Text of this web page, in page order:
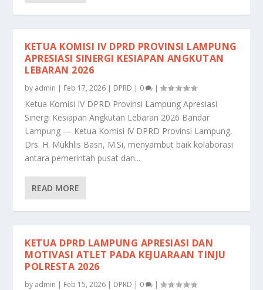
KETUA KOMISI IV DPRD PROVINSI LAMPUNG
APRESIASI SINERGI KESIAPAN ANGKUTAN
LEBARAN 2026
by admin | Feb 17, 2026 | DPRD | 0 |
Ketua Komisi IV DPRD Provinsi Lampung Apresiasi
Sinergi Kesiapan Angkutan Lebaran 2026 Bandar
Lampung — Ketua Komisi IV DPRD Provinsi Lampung,
Drs. H. Mukhlis Basri, M.Si, menyambut baik kolaborasi
antara pemerintah pusat dan...
READ MORE
KETUA DPRD LAMPUNG APRESIASI DAN
MOTIVASI ATLET PADA KEJUARAAN TINJU
POLRESTA 2026
by admin | Feb 15, 2026 | DPRD | 0 |